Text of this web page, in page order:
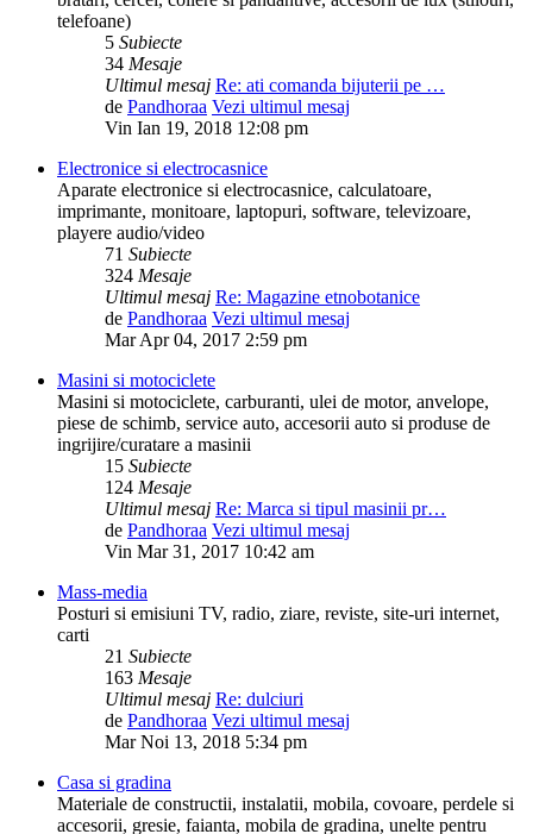
telefoane)
5 Subiecte
34 Mesaje
Ultimul mesaj Re: ati comanda bijuterii pe …
de Pandhoraa Vezi ultimul mesaj
Vin Ian 19, 2018 12:08 pm
Electronice si electrocasnice
Aparate electronice si electrocasnice, calculatoare,
imprimante, monitoare, laptopuri, software, televizoare,
playere audio/video
71 Subiecte
324 Mesaje
Ultimul mesaj Re: Magazine etnobotanice
de Pandhoraa Vezi ultimul mesaj
Mar Apr 04, 2017 2:59 pm
Masini si motociclete
Masini si motociclete, carburanti, ulei de motor, anvelope,
piese de schimb, service auto, accesorii auto si produse de
ingrijire/curatare a masinii
15 Subiecte
124 Mesaje
Ultimul mesaj Re: Marca si tipul masinii pr…
de Pandhoraa Vezi ultimul mesaj
Vin Mar 31, 2017 10:42 am
Mass-media
Posturi si emisiuni TV, radio, ziare, reviste, site-uri internet,
carti
21 Subiecte
163 Mesaje
Ultimul mesaj Re: dulciuri
de Pandhoraa Vezi ultimul mesaj
Mar Noi 13, 2018 5:34 pm
Casa si gradina
Materiale de constructii, instalatii, mobila, covoare, perdele si
accesorii, gresie, faianta, mobila de gradina, unelte pentru